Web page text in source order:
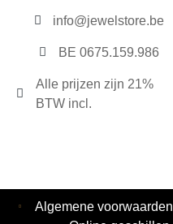
info@jewelstore.be
BE 0675.159.986
Alle prijzen zijn 21%
BTW incl.
Algemene voorwaarden